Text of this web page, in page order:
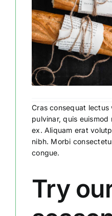
Cras consequat
pulvinar, quis euismod
ex. Aliquam erat
nibh. Morbi
congue.
Try